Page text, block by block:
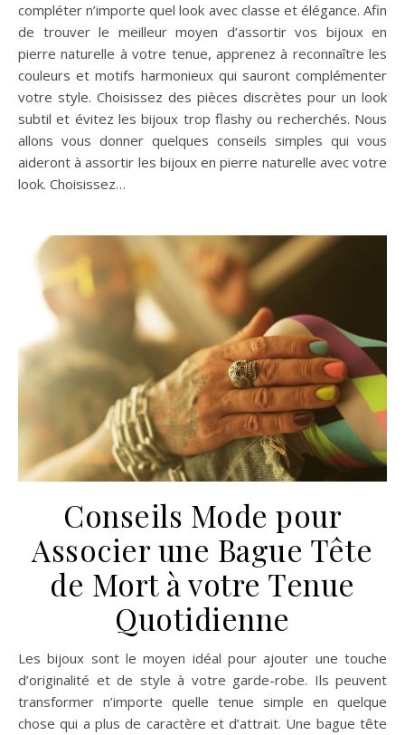
compléter n’importe quel look avec classe et élégance. Afin
de trouver le meilleur moyen d’assortir vos bijoux en
pierre naturelle à votre tenue, apprenez à reconnaître les
couleurs et motifs harmonieux qui sauront complémenter
votre style. Choisissez des pièces discrètes pour un look
subtil et évitez les bijoux trop flashy ou recherchés. Nous
allons vous donner quelques conseils simples qui vous
aideront à assortir les bijoux en pierre naturelle avec votre
look. Choisissez…
Conseils Mode pour
Associer une Bague Tête
de Mort à votre Tenue
Quotidienne
Les bijoux sont le moyen idéal pour ajouter une touche
d’originalité et de style à votre garde-robe. Ils peuvent
transformer n’importe quelle tenue simple en quelque
chose qui a plus de caractère et d’attrait. Une bague tête